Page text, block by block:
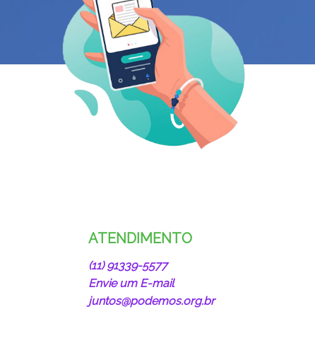
ATENDIMENTO
(11) 91339-5577
Envie um E-mail
juntos@podemos.org.br